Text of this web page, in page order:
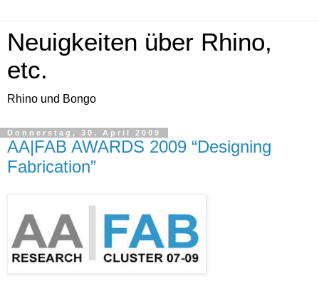
Neuigkeiten über Rhino,
etc.
Rhino und Bongo
Donnerstag, 30. April 2009
AA|FAB AWARDS 2009 “Designing
Fabrication”